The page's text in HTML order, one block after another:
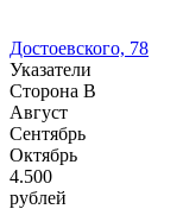
Достоевского, 78
Указатели
Сторона В
Август
Сентябрь
Октябрь
4.500
рублей